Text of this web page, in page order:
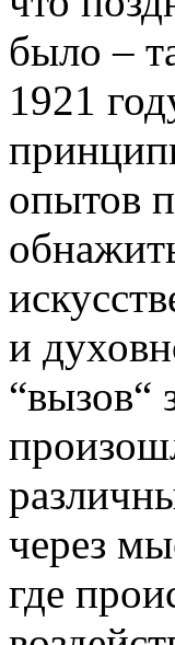
было –
1921
опытов
и
“вызов“
через
где